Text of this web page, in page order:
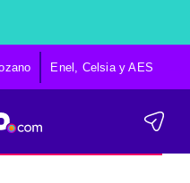
Enel, Celsia y AES